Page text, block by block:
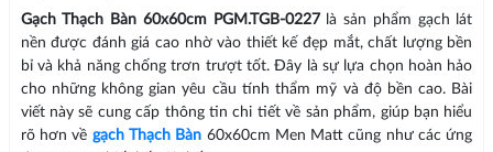
Gạch Thạch Bàn 60x60cm PGM.TGB-0227 là sản phẩm gạch lát
nền được đánh giá cao nhờ vào thiết kế đẹp mắt, chất lượng bền
bỉ và khả năng chống trơn trượt tốt. Đây là sự lựa chọn hoàn hảo
cho những không gian yêu cầu tính thẩm mỹ và độ bền cao. Bài
viết này sẽ cung cấp thông tin chi tiết về sản phẩm, giúp bạn hiểu
rõ hơn về gạch Thạch Bàn 60x60cm Men Matt cũng như các ứng